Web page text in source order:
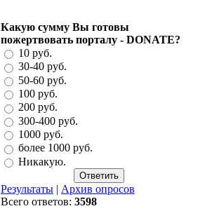
Какую сумму Вы готовы
пожертвовать порталу - DONATE?
10 руб.
30-40 руб.
50-60 руб.
100 руб.
200 руб.
300-400 руб.
1000 руб.
более 1000 руб.
Никакую.
Результаты | Архив опросов
Всего ответов: 3598